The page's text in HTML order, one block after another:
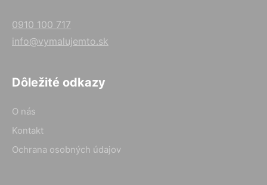
0910 100 717
info@vymalujemto.sk
Dôležité odkazy
O nás
Kontakt
Ochrana osobných údajov